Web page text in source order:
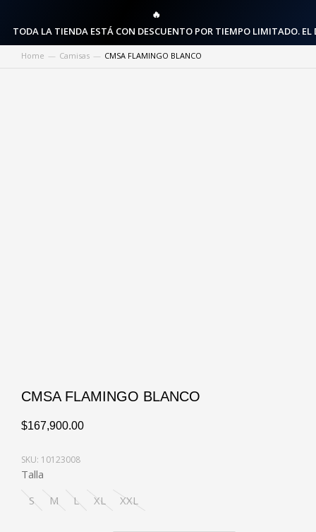
🔥
TODA LA TIENDA ESTÁ CON DESCUENTO POR TIEMPO LIMITADO.
You are here:
Home Camisas CMSA FLAMINGO BLANCO
CMSA FLAMINGO BLANCO
$167,900.00
SKU: 10123008
Talla
S
M L XL XXL